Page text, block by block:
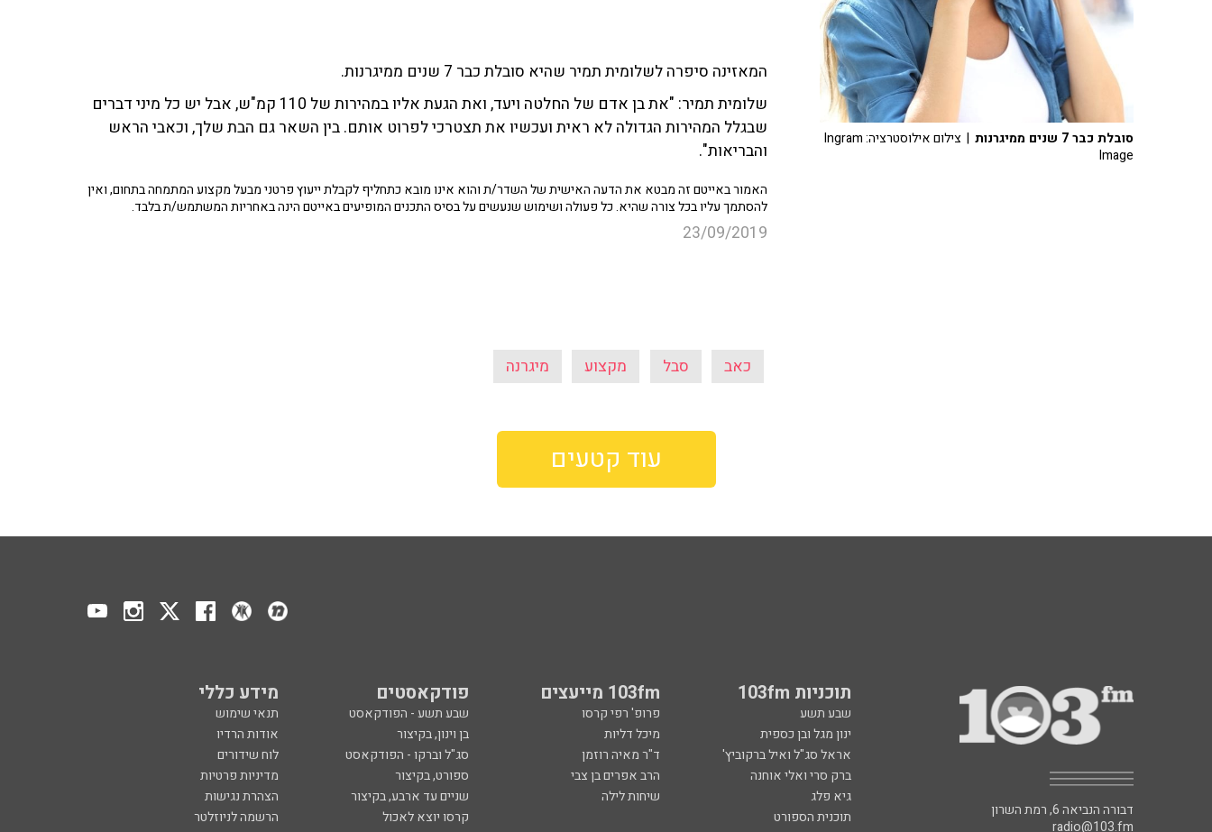
המאזינה סיפרה לשלומית תמיר שהיא סובלת כבר 7 שנים ממיגרנות.
שלומית תמיר: "את בן אדם של החלטה ויעד, ואת הגעת אליו במהירות של 110 קמ"ש, אבל יש כל מיני דברים
שבגלל המהירות הגדולה לא ראית ועכשיו את תצטרכי לפרוט אותם. בין השאר גם הבת שלך, וכאבי הראש
והבריאות".
האמור באייטם זה מבטא את הדעה האישית של השדר/ת והוא אינו מובא כתחליף לקבלת ייעוץ פרטני מבעל מקצוע המתמחה בתחום, ואין
להסתמך עליו בכל צורה שהיא. כל פעולה ושימוש שנעשים על בסיס התכנים המופיעים באייטם הינה באחריות המשתמש/ת בלבד.
23/09/2019
כאב סבל מקצוע מיגרנה
סובלת כבר 7 שנים ממיגרנות
| צילום אילוסטרציה: Ingram
Image
עוד קטעים
תוכניות 103fm 103fm מייעצים פודקאסטים מידע כללי
שבע תשע פרופ' רפי קרסו שבע תשע - הפודקאסט
תנאי שימוש
ינון מגל ובן כספית
מיכל דליות בן וינון, בקיצור
אודות הרדיו
אראל סג"ל ואיל ברקוביץ'
ד"ר מאיה רוזמן סג"ל וברקו - הפודקאסט
לוח שידורים
ברק סרי ואלי אוחנה
הרב אפרים בן צבי ספורט, בקיצור
מדיניות פרטיות
גיא פלג
שיחות לילה שניים עד ארבע, בקיצור
הצהרת נגישות
תוכנית הספורט
קרסו יוצא לאכול
הרשמה לניוזלטר
דבורה הנביאה 6, רמת השרון
radio@103.fm